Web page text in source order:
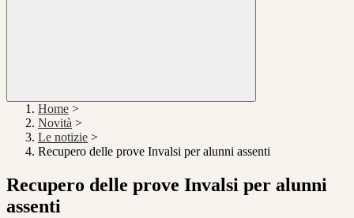
Home >
Novità >
Le notizie >
Recupero delle prove Invalsi per alunni assenti
Recupero delle prove Invalsi per alunni
assenti